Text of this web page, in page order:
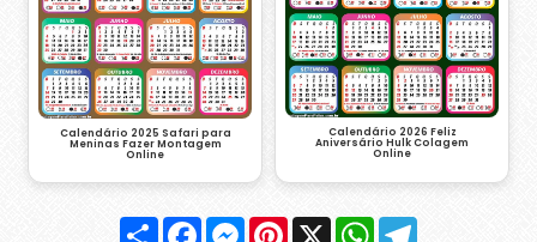
Calendário 2025 Safari para
Meninas Fazer Montagem
Online
Calendário 2026 Feliz
Aniversário Hulk Colagem
Online
Compartilhar
FacebookMessenger
Pinterest
X WhatsApp